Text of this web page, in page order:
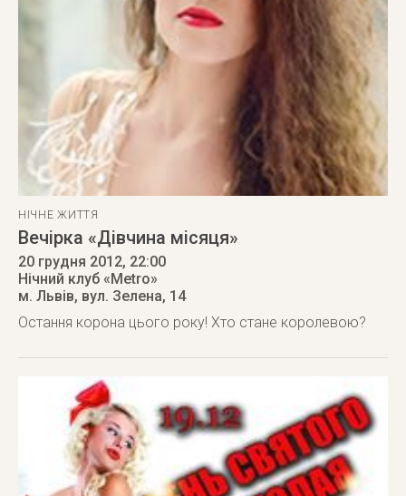
НІЧНЕ ЖИТТЯ
Вечірка «Дівчина місяця»
20 грудня 2012, 22:00
Нічний клуб «Metro»
м. Львів, вул. Зелена, 14
Остання корона цього року! Хто стане королевою?